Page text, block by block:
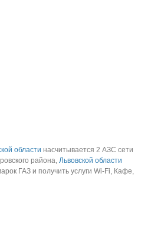
области насчитывается 2 АЗС сети
района, Львовской области
ГАЗ и получить услуги Wi-Fi, Кафе,